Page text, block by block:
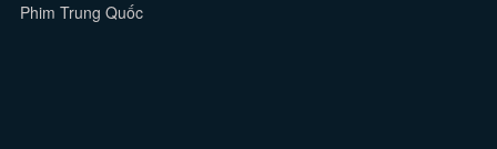
Phim Trung Quốc